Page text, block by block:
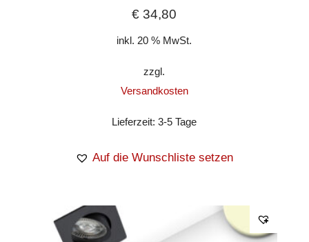
€ 34,80
inkl. 20 % MwSt.
zzgl.
Versandkosten
Lieferzeit:3-5 Tage
Auf die Wunschliste setzen